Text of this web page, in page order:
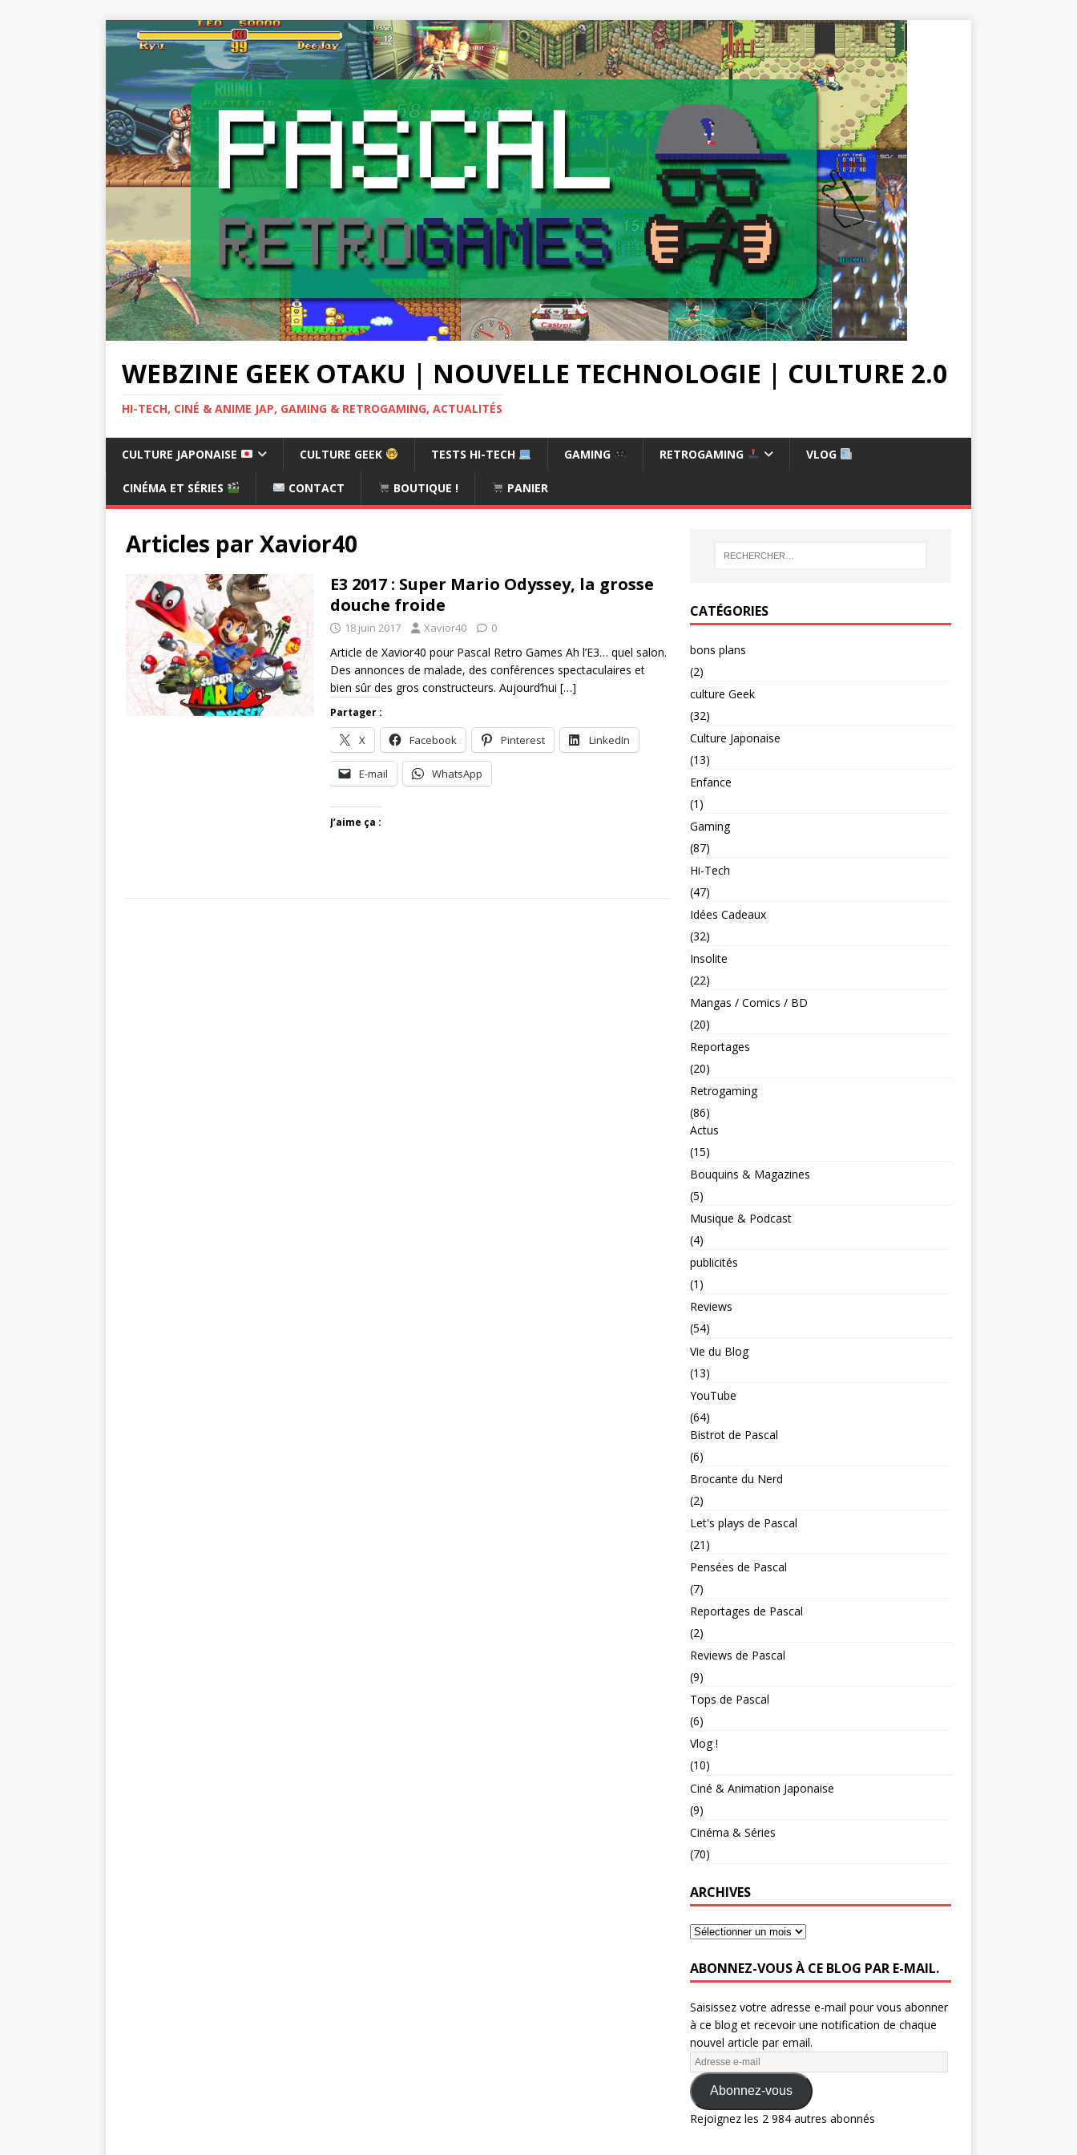
WEBZINE GEEK OTAKU | NOUVELLE TECHNOLOGIE | CULTURE 2.0
HI-TECH, CINÉ & ANIME JAP, GAMING & RETROGAMING, ACTUALITÉS
CULTURE JAPONAISE CULTURE GEEK TESTS HI-TECH GAMING RETROGAMING VLOG
CINÉMA ET SÉRIES CONTACT BOUTIQUE ! PANIER
Articles par Xavior40
E3 2017 : Super Mario Odyssey, la grosse
douche froide
18 juin 2017 Xavior40 0
Article de Xavior40 pour Pascal Retro Games Ah l’E3… quel salon.
Des annonces de malade, des conférences spectaculaires et
bien sûr des gros constructeurs. Aujourd’hui […]
Partager :
X Facebook Pinterest LinkedIn
E-mail WhatsApp
J’aime ça :
CATÉGORIES
bons plans
(2)
culture Geek
(32)
Culture Japonaise
(13)
Enfance
(1)
Gaming
(87)
Hi-Tech
(47)
Idées Cadeaux
(32)
Insolite
(22)
Mangas / Comics / BD
(20)
Reportages
(20)
Retrogaming
(86)
Actus
(15)
Bouquins & Magazines
(5)
Musique & Podcast
(4)
publicités
(1)
Reviews
(54)
Vie du Blog
(13)
YouTube
(64)
Bistrot de Pascal
(6)
Brocante du Nerd
(2)
Let's plays de Pascal
(21)
Pensées de Pascal
(7)
Reportages de Pascal
(2)
Reviews de Pascal
(9)
Tops de Pascal
(6)
Vlog !
(10)
Ciné & Animation Japonaise
(9)
Cinéma & Séries
(70)
ARCHIVES
ABONNEZ-VOUS À CE BLOG PAR E-MAIL.
Saisissez votre adresse e-mail pour vous abonner
à ce blog et recevoir une notification de chaque
nouvel article par email.
Abonnez-vous
Rejoignez les 2 984 autres abonnés